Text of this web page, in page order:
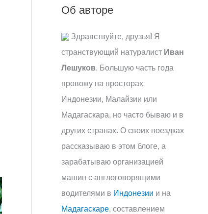
Об авторе
Здравствуйте, друзья! Я
странствующий натуралист Иван
Лешуков. Большую часть года
провожу на просторах
Индонезии, Малайзии или
Мадагаскара, но часто бываю и в
других странах. О своих поездках
рассказываю в этом блоге, а
зарабатываю организацией
машин с англоговорящими
водителями в Индонезии и на
Мадагаскаре, составлением